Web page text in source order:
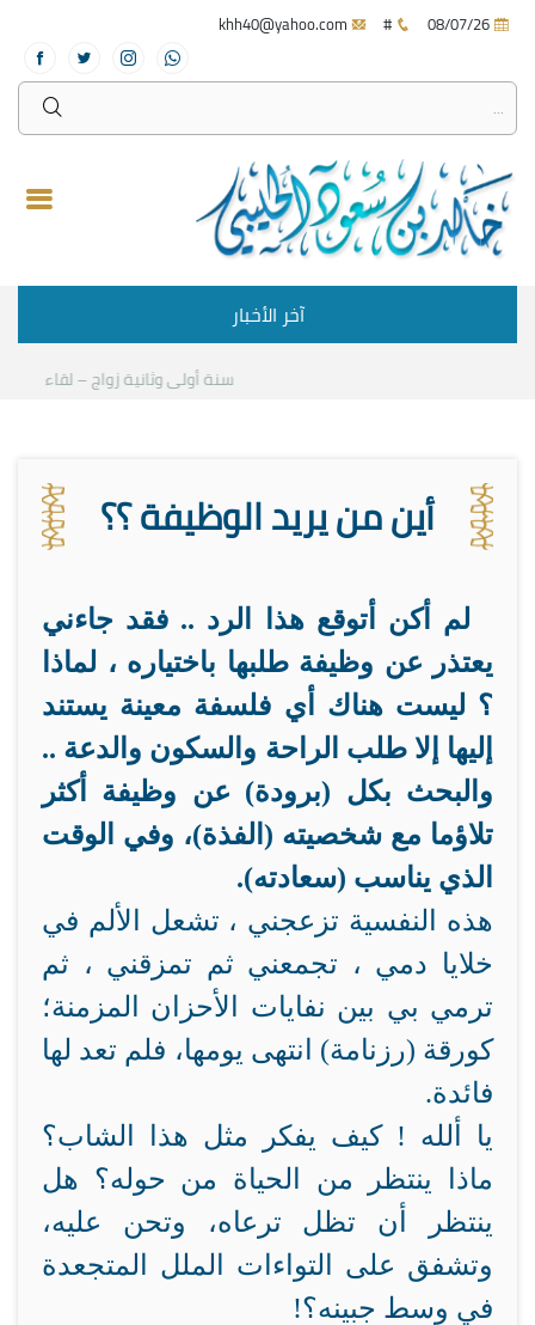
#
آخر الأخبار
سنة أولى وثانية زواج – لقاء مع
أين من يريد الوظيفة ؟؟
لم أكن أتوقع هذا الرد .. فقد جاءني
يعتذر عن وظيفة طلبها باختياره ، لماذا
؟ ليست هناك أي فلسفة معينة يستند
إليها إلا طلب الراحة والسكون والدعة ..
والبحث بكل (برودة) عن وظيفة أكثر
تلاؤما مع شخصيته (الفذة)، وفي الوقت
الذي يناسب (سعادته).
هذه النفسية تزعجني ، تشعل الألم في
خلايا دمي ، تجمعني ثم تمزقني ، ثم
ترمي بي بين نفايات الأحزان المزمنة؛
كورقة (رزنامة) انتهى يومها، فلم تعد لها
فائدة.
يا ألله ! كيف يفكر مثل هذا الشاب؟
ماذا ينتظر من الحياة من حوله؟ هل
ينتظر أن تظل ترعاه، وتحن عليه،
وتشفق على التواءات الملل المتجعدة
في وسط جبينه؟!